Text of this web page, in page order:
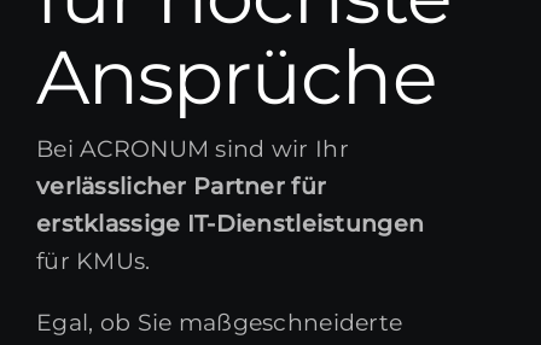
BLOG
ÜBER UNS
BLOG
ÜBER UNS
Ansprüche
Bei ACRONUM sind wir Ihr
verlässlicher Partner für
erstklassige IT-Dienstleistungen
für KMUs.
Egal, ob Sie maßgeschneiderte